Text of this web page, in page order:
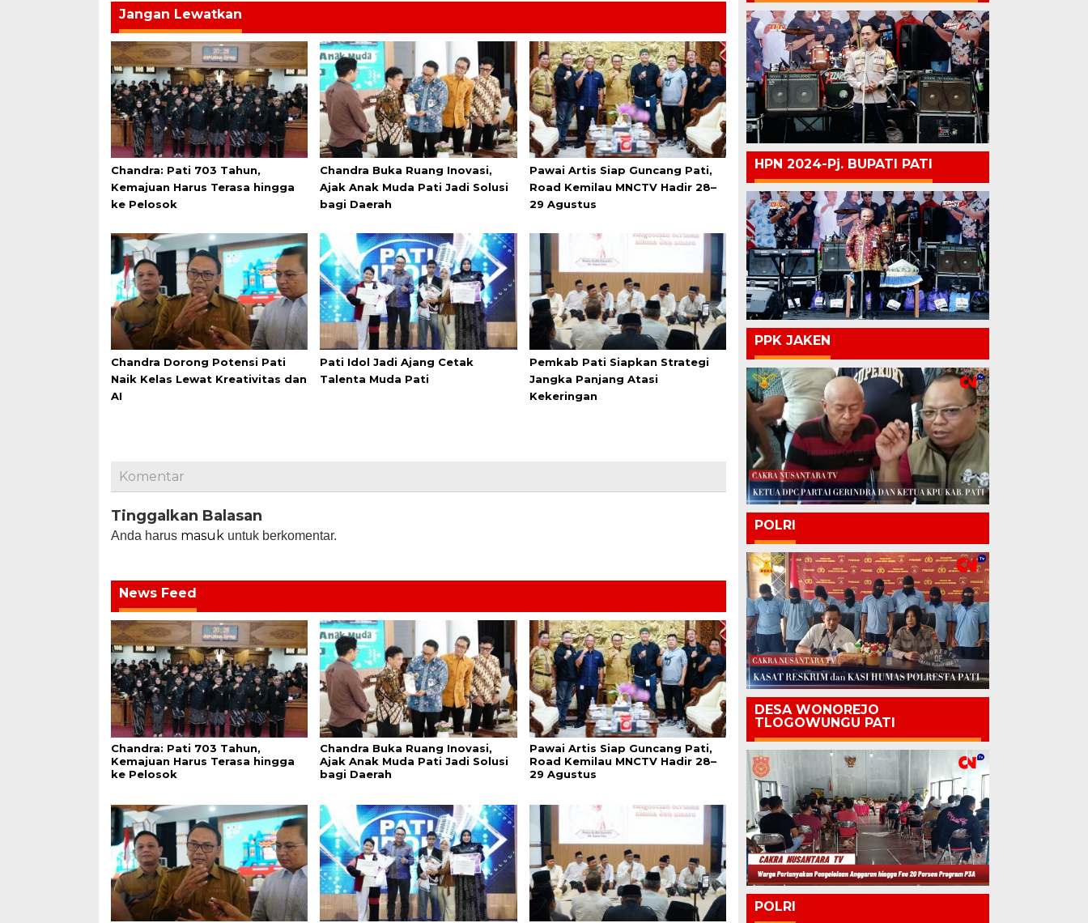
Jangan Lewatkan
Chandra: Pati 703 Tahun,
Kemajuan Harus Terasa hingga
ke Pelosok
Chandra Buka Ruang Inovasi,
Ajak Anak Muda Pati Jadi Solusi
bagi Daerah
Pawai Artis Siap Guncang Pati,
Road Kemilau MNCTV Hadir 28–
29 Agustus
Chandra Dorong Potensi Pati
Naik Kelas Lewat Kreativitas dan
AI
Pati Idol Jadi Ajang Cetak
Talenta Muda Pati
Pemkab Pati Siapkan Strategi
Jangka Panjang Atasi
Kekeringan
Komentar
Tinggalkan Balasan
Anda harus masuk untuk berkomentar.
News Feed
Chandra: Pati 703 Tahun,
Kemajuan Harus Terasa hingga
ke Pelosok
Chandra Buka Ruang Inovasi,
Ajak Anak Muda Pati Jadi Solusi
bagi Daerah
Pawai Artis Siap Guncang Pati,
Road Kemilau MNCTV Hadir 28–
29 Agustus
HPN 2024-Pj. BUPATI PATI
PPK JAKEN
POLRI
DESA WONOREJO
TLOGOWUNGU PATI
POLRI